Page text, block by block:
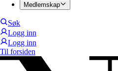
Medlemskap
Søk
Logg inn
Logg inn
Til forsiden